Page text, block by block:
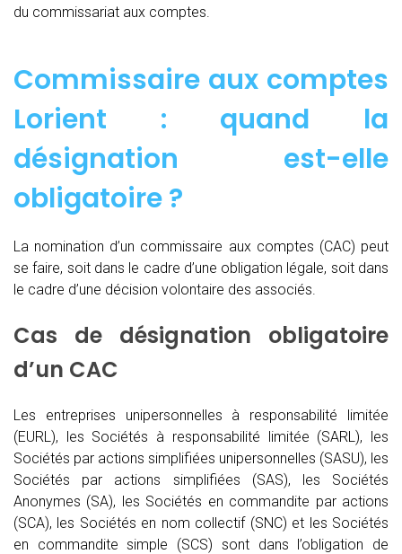
du commissariat aux comptes.
Commissaire aux comptes
Lorient : quand la
désignation est-elle
obligatoire ?
La nomination d’un commissaire aux comptes (CAC) peut
se faire, soit dans le cadre d’une obligation légale, soit dans
le cadre d’une décision volontaire des associés.
Cas de désignation obligatoire
d’un CAC
Les entreprises unipersonnelles à responsabilité limitée
(EURL), les Sociétés à responsabilité limitée (SARL), les
Sociétés par actions simplifiées unipersonnelles (SASU), les
Sociétés par actions simplifiées (SAS), les Sociétés
Anonymes (SA), les Sociétés en commandite par actions
(SCA), les Sociétés en nom collectif (SNC) et les Sociétés
en commandite simple (SCS) sont dans l’obligation de